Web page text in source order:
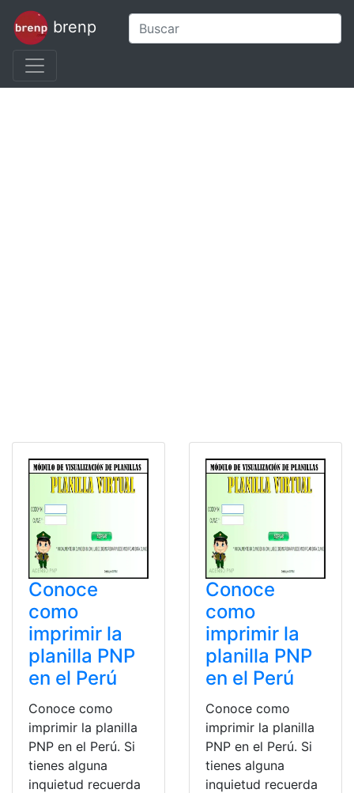
brenp
Conoce
como
imprimir la
planilla PNP
en el Perú
Conoce como
imprimir la planilla
PNP en el Perú. Si
tienes alguna
inquietud recuerda
Conoce
como
imprimir la
planilla PNP
en el Perú
Conoce como
imprimir la planilla
PNP en el Perú. Si
tienes alguna
inquietud recuerda